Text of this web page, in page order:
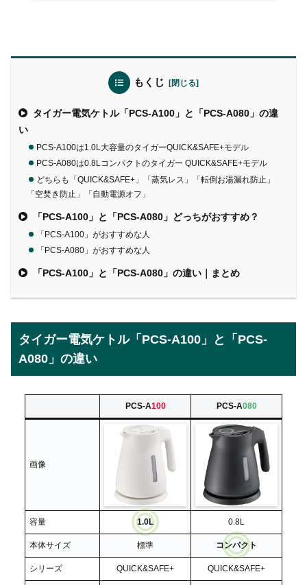
もくじ
タイガー電気ケトル「PCS-A100」と「PCS-A080」の違
い
PCS-A100は1.0L大容量のタイガーQUICK&SAFE+モデル
PCS-A080は0.8Lコンパクトのタイガー QUICK&SAFE+モデル
どちらも「QUICK&SAFE+」「蒸気レス」「転倒お湯漏れ防止」
「空焚き防止」「自動電源オフ」
「PCS-A100」と「PCS-A080」どっちがおすすめ？
「PCS-A100」がおすすめな人
「PCS-A080」がおすすめな人
「PCS-A100」と「PCS-A080」の違い｜まとめ
タイガー電気ケトル「PCS-A100」と「PCS-
A080」の違い
PCS-A100 PCS-A080
画像
容量 1.0L 0.8L
本体サイズ 標準 コンパクト
シリーズ QUICK&SAFE+ QUICK&SAFE+